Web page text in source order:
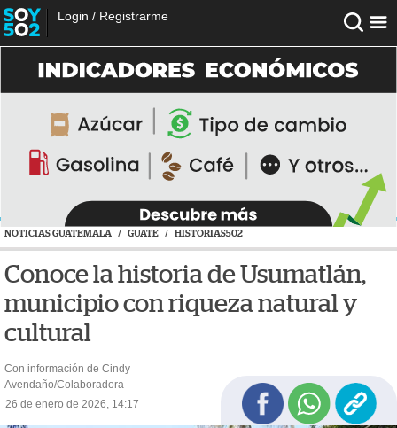
Login / Registrarme
NOTICIAS GUATEMALA / GUATE / HISTORIAS502
Conoce la historia de Usumatlán,
municipio con riqueza natural y
cultural
Con información de Cindy
Avendaño/Colaboradora
26 de enero de 2026, 14:17